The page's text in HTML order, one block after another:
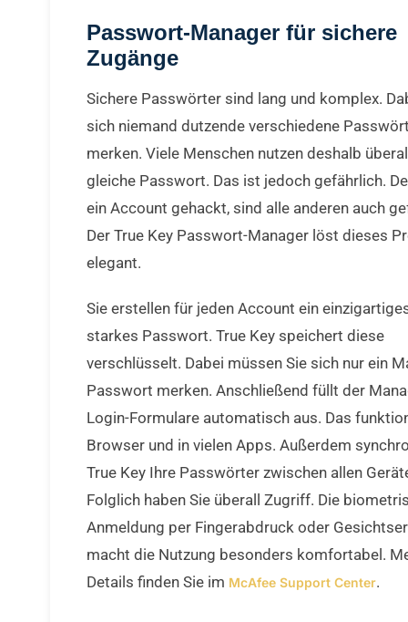
Passwort-Manager für sichere
Zugänge
Sichere Passwörter sind lang und komplex.
sich niemand dutzende verschiedene
merken. Viele Menschen nutzen deshalb
gleiche Passwort. Das ist jedoch gefährlich.
ein Account gehackt, sind alle anderen auch
Der True Key Passwort-Manager löst dieses
elegant.
Sie erstellen für jeden Account ein
starkes Passwort. True Key speichert diese
verschlüsselt. Dabei müssen Sie sich nur ein
Passwort merken. Anschließend füllt der
Login-Formulare automatisch aus. Das
Browser und in vielen Apps. Außerdem
True Key Ihre Passwörter zwischen allen
Folglich haben Sie überall Zugriff. Die
Anmeldung per Fingerabdruck oder
macht die Nutzung besonders komfortabel.
Details finden Sie im McAfee Support Center.